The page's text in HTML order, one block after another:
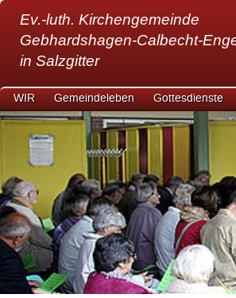
Ev.-luth. Kirchengemeinde
Gebhardshagen-Calbecht-
in Salzgitter
WIR Gemeindeleben Gottesdienste